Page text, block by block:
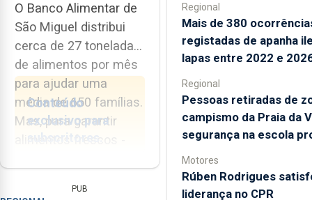
O Banco Alimentar de
São Miguel distribui
cerca de 27 toneladas
de alimentos por mês
para ajudar uma
média de 650 famílias.
Mas, para garantir
desenvolver um
Conteúdo
exclusivo para
subscritores.
custa menos do
PUB
Regional
Mais de 380
registadas de apanha
lapas entre 2022 e
Regional
Pessoas retiradas de
campismo da Praia da
segurança na escola
Motores
Rúben Rodrigues
liderança no CPR